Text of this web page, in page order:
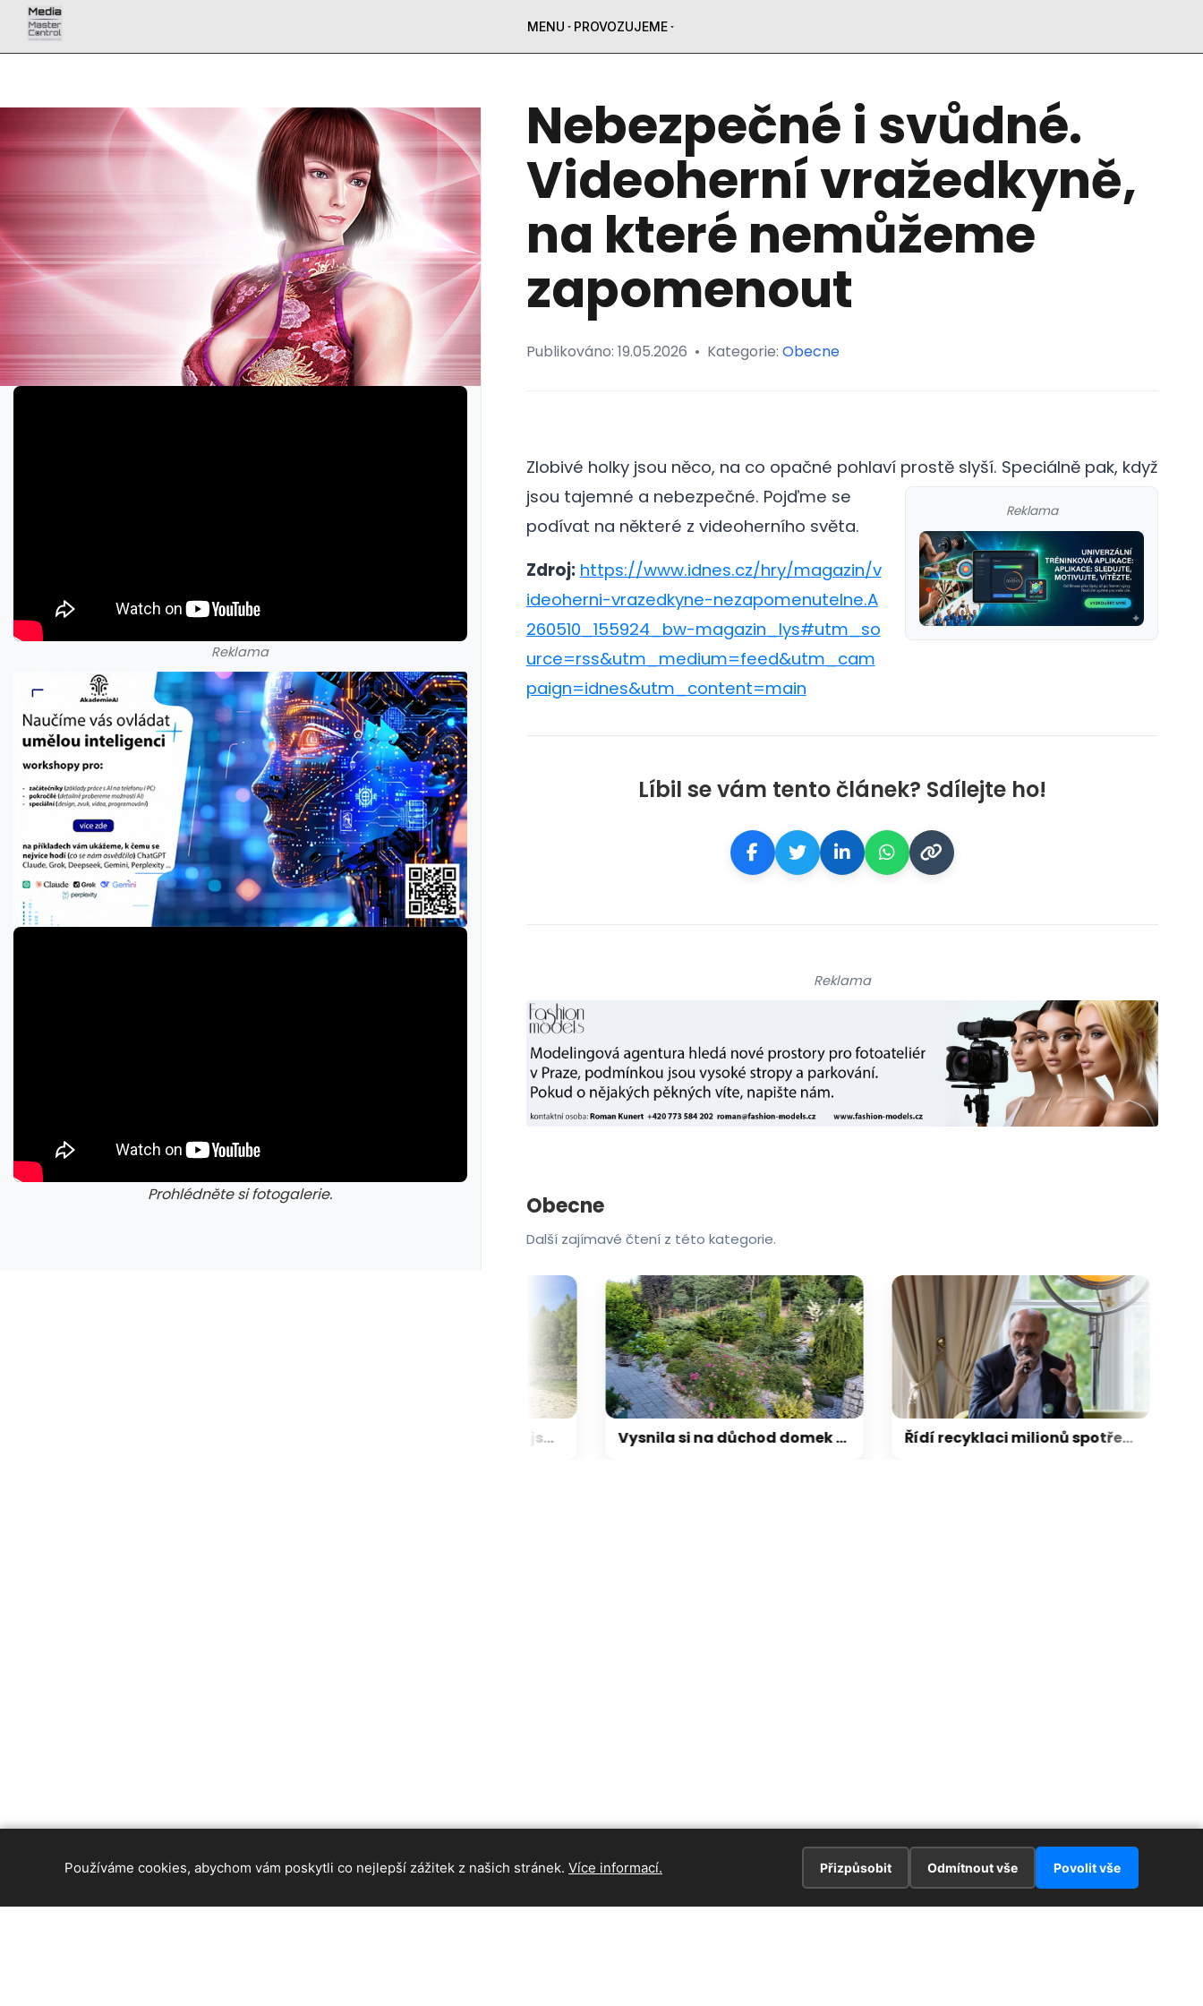
MENU PROVOZUJEME
Reklama
Prohlédněte si fotogalerie.
Nebezpečné i svůdné.
Videoherní vražedkyně,
na které nemůžeme
zapomenout
Publikováno: 19.05.2026 • Kategorie: Obecne
Zlobivé holky jsou něco, na co opačné pohlaví prostě slyší. Speciálně pak, když
jsou tajemné a nebezpečné.
Reklama
Pojďme se
podívat na některé z videoherního světa.
Zdroj: https://www.idnes.cz/hry/magazin/v
ideoherni-vrazedkyne-nezapomenutelne.A
260510_155924_bw-magazin_lys#utm_so
urce=rss&utm_medium=feed&utm_cam
paign=idnes&utm_content=main
Líbil se vám tento článek? Sdílejte ho!
Reklama
Obecne
Další zajímavé čtení z této kategorie.
Vysnila si na důchod domek se zahrádkou. Tu manžel viděl, až když byla hotová Řídí recyklaci milionů spotřebičů, odpočívá v horách bez signálu
Používáme cookies, abychom vám poskytli co nejlepší zážitek z našich stránek. Více informací. Přizpůsobit Odmítnout vše Povolit vše